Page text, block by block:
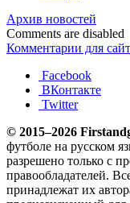
Архив новостей
Comments are disabled
Комментарии для
Facebook
ВКонтакте
Twitter
© 2015–2026
футболе на русском
разрешено только с
правообладателей.
принадлежат их